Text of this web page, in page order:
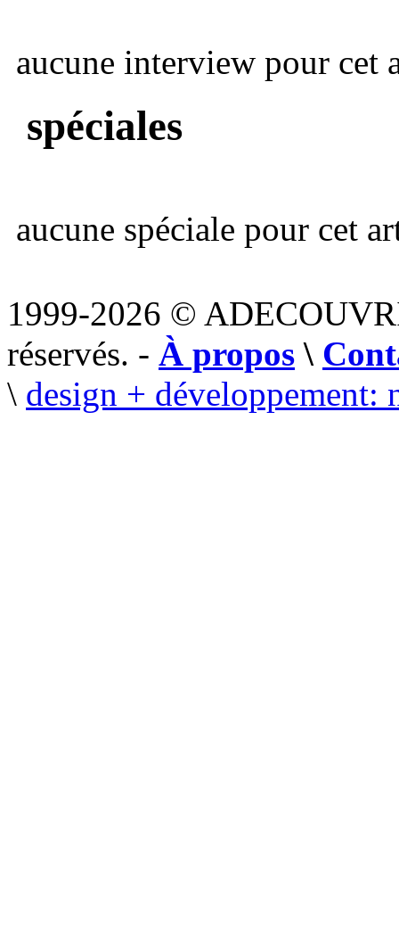
aucune interview pour cet
spéciales
aucune spéciale pour cet
1999-2026 ©
réservés. - À propos \
\ design + développement: